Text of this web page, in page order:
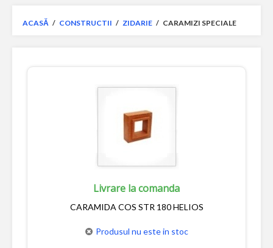
ACASĂ / CONSTRUCTII / ZIDARIE / CARAMIZI SPECIALE
Livrare la comanda
CARAMIDA COS STR 180 HELIOS
Produsul nu este in stoc